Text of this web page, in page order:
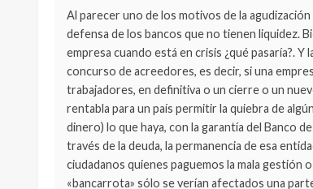
Al parecer uno de los motivos de la
defensa de los bancos que no tienen liquidez.
empresa cuando está en crisis ¿qué pasaría?.
concurso de acreedores, es decir, si una
trabajadores, en definitiva o un cierre o un
rentabla para un país permitir la quiebra de
dinero) lo que haya, con la garantía del Banco
través de la deuda, la permanencia de esa
ciudadanos quienes paguemos la mala gestión
«bancarrota» sólo se verían afectados una